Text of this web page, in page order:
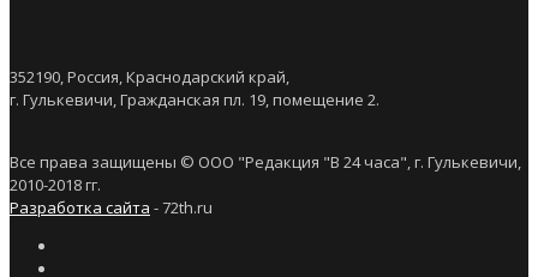
352190, Россия, Краснодарский край,
г. Гулькевичи, Гражданская пл. 19, помещение 2.
Все права защищены © ООО "Редакция "В 24 часа", г. Гулькевичи,
2010-2018 гг.
Разработка сайта - 72th.ru